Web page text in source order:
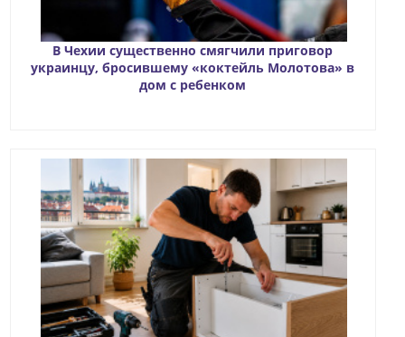
В Чехии существенно смягчили приговор
украинцу, бросившему «коктейль Молотова» в
дом с ребенком